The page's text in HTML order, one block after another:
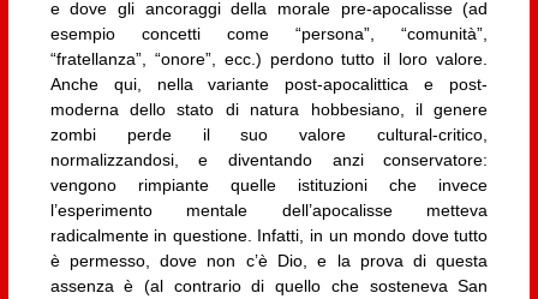
e dove gli ancoraggi della morale pre-apocalisse (ad
esempio concetti come “persona”, “comunità”,
“fratellanza”, “onore”, ecc.) perdono tutto il loro valore.
Anche qui, nella variante post-apocalittica e post-
moderna dello stato di natura hobbesiano, il genere
zombi perde il suo valore cultural-critico,
normalizzandosi, e diventando anzi conservatore:
vengono rimpiante quelle istituzioni che invece
l’esperimento mentale dell’apocalisse metteva
radicalmente in questione. Infatti, in un mondo dove tutto
è permesso, dove non c’è Dio, e la prova di questa
assenza è (al contrario di quello che sosteneva San